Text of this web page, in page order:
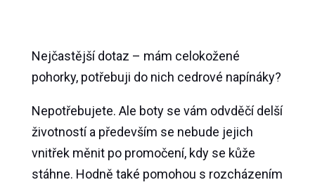
Nejčastější dotaz – mám celokožené
pohorky, potřebuji do nich cedrové napínáky?
Nepotřebujete. Ale boty se vám odvděčí delší
životností a především se nebude jejich
vnitřek měnit po promočení, kdy se kůže
stáhne. Hodně také pomohou s rozcházením